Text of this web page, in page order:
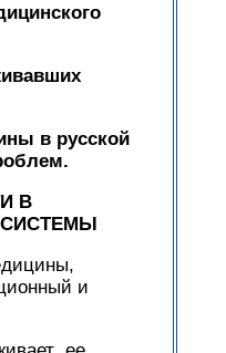
в русской
В
и